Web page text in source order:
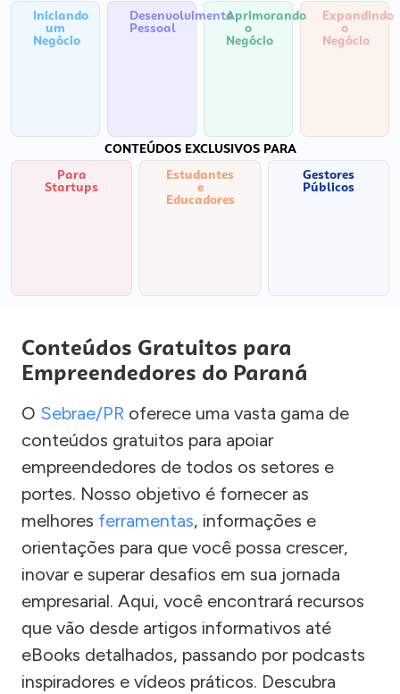
Iniciando
um
Negócio
Desenvolvimento
Pessoal
Aprimorando
o
Negócio
Expandindo
o
Negócio
CONTEÚDOS EXCLUSIVOS PARA
Para
Startups
Estudantes
e
Educadores
Gestores
Públicos
Conteúdos Gratuitos para
Empreendedores do Paraná
O Sebrae/PR oferece uma vasta gama de
conteúdos gratuitos para apoiar
empreendedores de todos os setores e
portes. Nosso objetivo é fornecer as
melhores ferramentas, informações e
orientações para que você possa crescer,
inovar e superar desafios em sua jornada
empresarial. Aqui, você encontrará recursos
que vão desde artigos informativos até
eBooks detalhados, passando por podcasts
inspiradores e vídeos práticos. Descubra